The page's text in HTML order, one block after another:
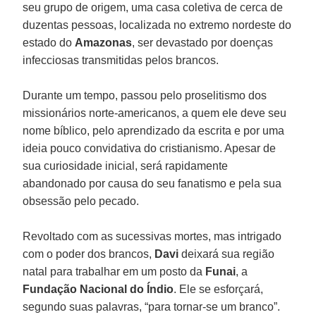
seu grupo de origem, uma casa coletiva de cerca de
duzentas pessoas, localizada no extremo nordeste do
estado do Amazonas, ser devastado por doenças
infecciosas transmitidas pelos brancos.
Durante um tempo, passou pelo proselitismo dos
missionários norte-americanos, a quem ele deve seu
nome bíblico, pelo aprendizado da escrita e por uma
ideia pouco convidativa do cristianismo. Apesar de
sua curiosidade inicial, será rapidamente
abandonado por causa do seu fanatismo e pela sua
obsessão pelo pecado.
Revoltado com as sucessivas mortes, mas intrigado
com o poder dos brancos, Davi deixará sua região
natal para trabalhar em um posto da Funai, a
Fundação Nacional do Índio. Ele se esforçará,
segundo suas palavras, “para tornar-se um branco”.